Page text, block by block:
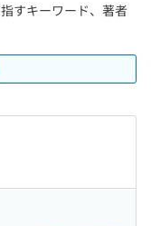
すキーワード、著者